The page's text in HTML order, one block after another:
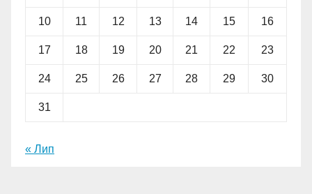
10 11 12 13 14 15 16
17 18 19 20 21 22 23
24 25 26 27 28 29 30
31
« Лип